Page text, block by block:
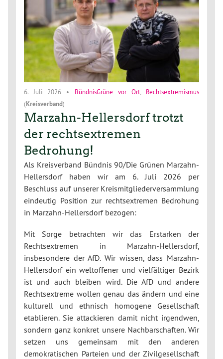
6. Juli 2026 • BündnisGrüne vor Ort, Rechtsextremismus
(Kreisverband)
Marzahn-Hellersdorf trotzt
der rechtsextremen
Bedrohung!
Als Kreisverband Bündnis 90/Die Grünen Marzahn-
Hellersdorf haben wir am 6. Juli 2026 per
Beschluss auf unserer Kreismitgliederversammlung
eindeutig Position zur rechtsextremen Bedrohung
in Marzahn-Hellersdorf bezogen:
Mit Sorge betrachten wir das Erstarken der
Rechtsextremen in Marzahn-Hellersdorf,
insbesondere der AfD. Wir wissen, dass Marzahn-
Hellersdorf ein weltoffener und vielfältiger Bezirk
ist und auch bleiben wird. Die AfD und andere
Rechtsextreme wollen genau das ändern und eine
kulturell und ethnisch homogene Gesellschaft
etablieren. Sie attackieren damit nicht irgendwen,
sondern ganz konkret unsere Nachbarschaften. Wir
setzen uns gemeinsam mit den anderen
demokratischen Parteien und der Zivilgesellschaft